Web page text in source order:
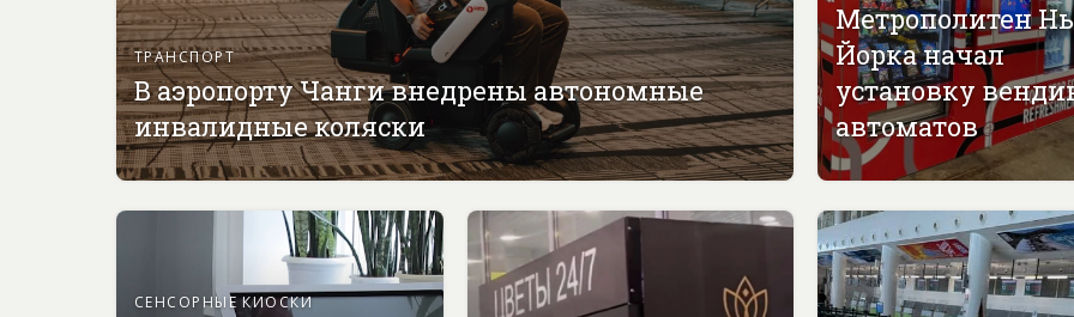
ТРАНСПОРТ
В аэропорту Чанги внедрены автономные
инвалидные коляски
Метрополитен
Йорка начал
установку
автоматов
СЕНСОРНЫЕ КИОСКИ